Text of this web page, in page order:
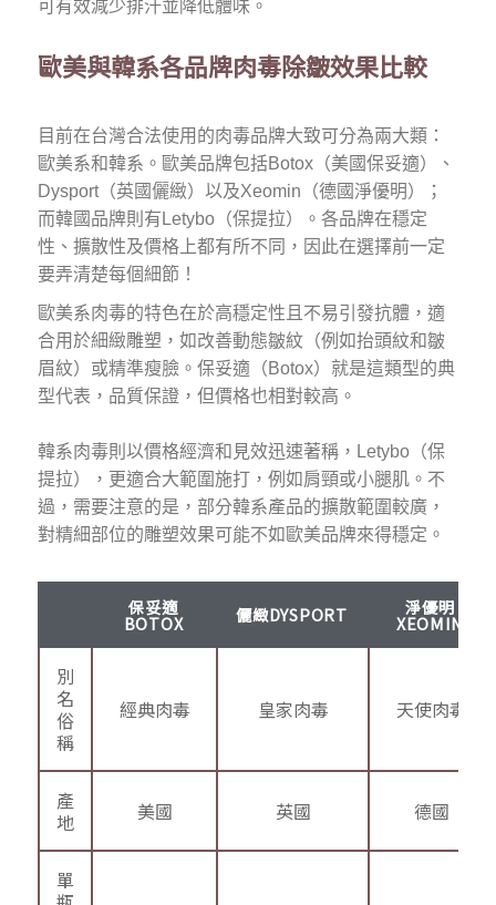
可有效減少排汗並降低體味。
歐美與韓系各品牌肉毒除皺效果比較
目前在台灣合法使用的肉毒品牌大致可分為兩大類：
歐美系和韓系。歐美品牌包括Botox（美國保妥適）、
Dysport（英國儷緻）以及Xeomin（德國淨優明）；
而韓國品牌則有Letybo（保提拉）。各品牌在穩定
性、擴散性及價格上都有所不同，因此在選擇前一定
要弄清楚每個細節！
歐美系肉毒的特色在於高穩定性且不易引發抗體，適
合用於細緻雕塑，如改善動態皺紋（例如抬頭紋和皺
眉紋）或精準瘦臉。保妥適（Botox）就是這類型的典
型代表，品質保證，但價格也相對較高。
韓系肉毒則以價格經濟和見效迅速著稱，Letybo（保
提拉），更適合大範圍施打，例如肩頸或小腿肌。不
過，需要注意的是，部分韓系產品的擴散範圍較廣，
對精細部位的雕塑效果可能不如歐美品牌來得穩定。
保妥適
BOTOX 儷緻DYSPORT 淨優明
XEOMIN
別
名
俗
稱
經典肉毒 皇家肉毒 天使肉毒
產
地
美國 英國 德國
單